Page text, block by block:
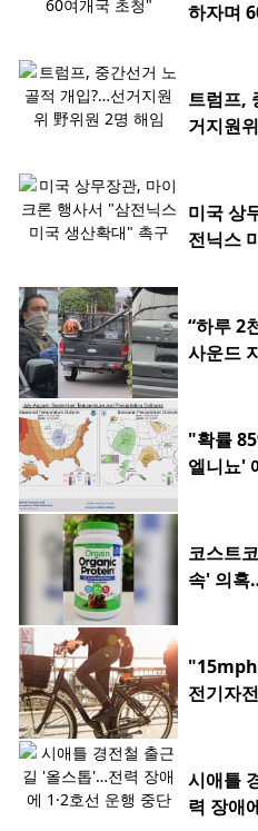
하자며
트럼프,
거지원
미국 상
전닉스
“하루 2
사운드
"확률
엘니뇨'
코스트
속' 의혹
전기자
시애틀
력 장애